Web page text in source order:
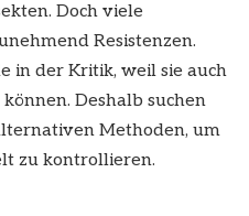
Doch viele
Resistenzen.
in der Kritik, weil sie auch
Deshalb suchen
Methoden, um
zu kontrollieren.